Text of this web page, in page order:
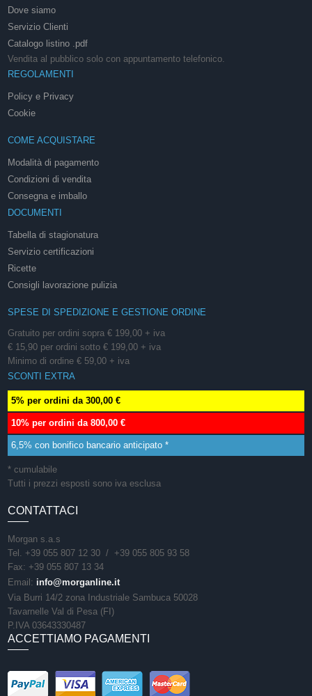
Dove siamo
Servizio Clienti
Catalogo listino .pdf
Vendita al pubblico solo con appuntamento telefonico.
REGOLAMENTI
Policy e Privacy
Cookie
COME ACQUISTARE
Modalità di pagamento
Condizioni di vendita
Consegna e imballo
DOCUMENTI
Tabella di stagionatura
Servizio certificazioni
Ricette
Consigli lavorazione pulizia
SPESE DI SPEDIZIONE E GESTIONE ORDINE
Gratuito per ordini sopra € 199,00 + iva
€ 15,90 per ordini sotto € 199,00 + iva
Minimo di ordine € 59,00 + iva
SCONTI EXTRA
5% per ordini da 300,00 €
10% per ordini da 800,00 €
6,5% con bonifico bancario anticipato *
* cumulabile
Tutti i prezzi esposti sono iva esclusa
CONTATTACI
Morgan s.a.s
Tel. +39 055 807 12 30 / +39 055 805 93 58
Fax: +39 055 807 13 34
Email: info@morganline.it
Via Burri 14/2 zona Industriale Sambuca 50028
Tavarnelle Val di Pesa (FI)
P.IVA 03643330487
ACCETTIAMO PAGAMENTI